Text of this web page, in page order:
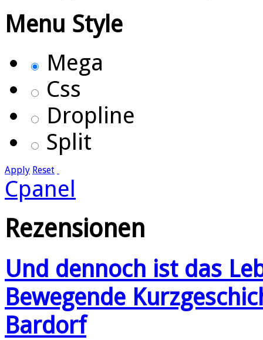
Menu Style
Mega
Css
Dropline
Split
Apply Reset
Cpanel
Rezensionen
Und dennoch ist das
Bewegende
Bardorf